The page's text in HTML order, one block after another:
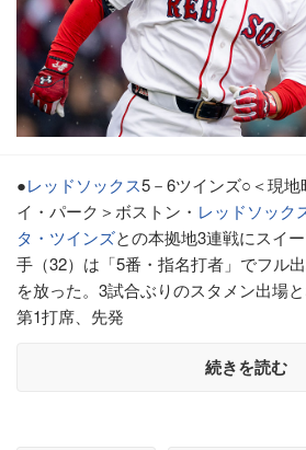
●レッドソックス5－6ツインズ○＜現地
イ・パーク＞ボストン・ レッドソック
タ・ツインズとの本拠地3連戦にスイー
手（32）は「5番・指名打者」でフル
を放った。3試合ぶりのスタメン出場
第1打席、先発
続きを読む